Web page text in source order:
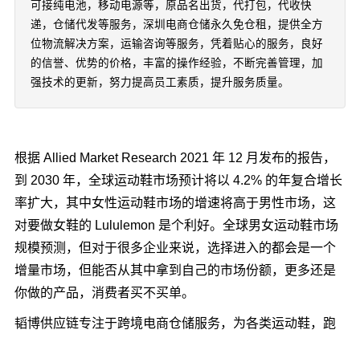
可接纯电池，移动电源等，原品名出货，代打包，代收快
递，仓储代发等服务，深圳电商仓储永久免仓租，提供全方
位物流解决方案，运输咨询等服务，凭着贴心的服务，良好
的信誉、优势的价格，丰富的操作经验，不断完善管理，加
强技术的更新，努力提高员工素质，提升服务质量。
根据 Allied Market Research 2021 年 12 月发布的报告，
到 2030 年，全球运动鞋市场预计将以 4.2% 的年复合增长
率扩大，其中女性运动鞋市场的增速将高于男性市场，这
对要做女鞋的 Lululemon 是个利好。全球男女运动鞋市场
规模预测，但对于很多企业来说，选择进入的都会是一个
增量市场，但能否从其中拿到自己的市场份额，更多还是
你做的产品，消费者买不买单。
韬博供应链专注于跨境电商仓储服务，为各类运动鞋，跑